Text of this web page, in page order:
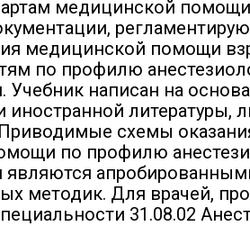
медицинской
медицинской помощи
по профилю
Учебник написан на
иностранной литературы,
схемы
по профилю
являются
методик. Для врачей,
31.08.02